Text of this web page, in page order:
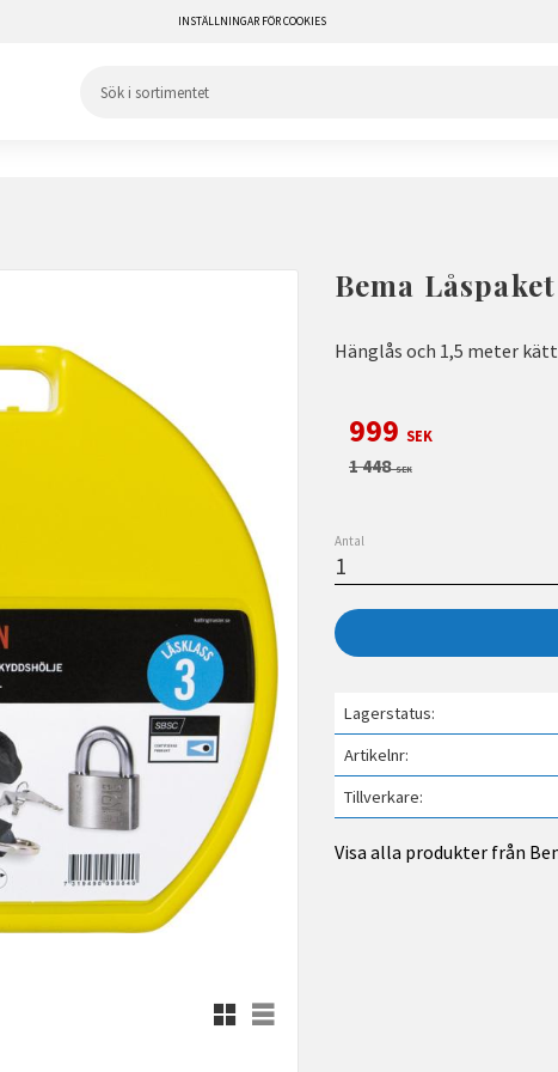
INSTÄLLNINGAR FÖR COOKIES
Bema
Hänglås och 1,5 meter
Rutnätsvy
Listvy
Nedsatt pris:
999 SEK
Ordinarie pris:
1 448SEK
Antal
Lagerstatus
Artikelnr
Tillverkare
Visa alla produkter från